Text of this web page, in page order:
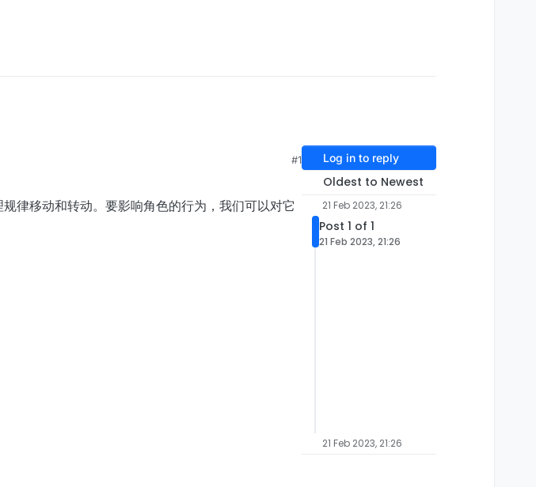
#1
律移动和转动。要影响角色的行为，我们可以对它
Log in to reply
Oldest to Newest
21 Feb 2023, 21:26
Post 1 of 1
21 Feb 2023, 21:26
21 Feb 2023, 21:26